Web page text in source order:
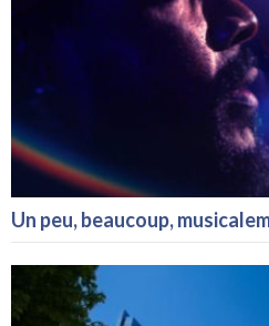
Un peu, beaucoup,